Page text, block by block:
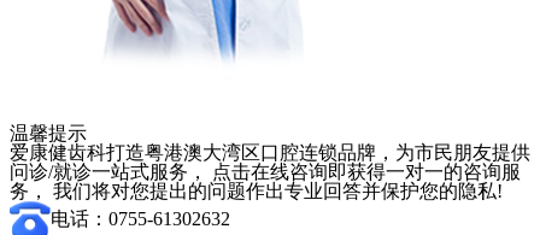
温馨提示
爱康健齿科打造粤港澳大湾区口腔连锁品牌，为市民朋友提供
问诊/就诊一站式服务， 点击在线咨询即获得一对一的咨询服
务， 我们将对您提出的问题作出专业回答并保护您的隐私!
电话：0755-61302632